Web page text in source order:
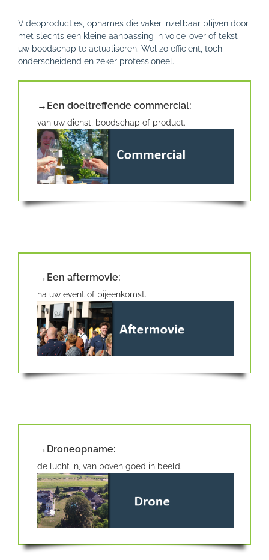
Videoproducties, opnames die vaker inzetbaar blijven door
met slechts een kleine aanpassing in voice-over of tekst
uw boodschap te actualiseren. Wel zo efficiënt, toch
onderscheidend en zéker professioneel.
→Een doeltreffende commercial:
van uw dienst, boodschap of product.
→Een aftermovie:
na uw event of bijeenkomst.
→Droneopname:
de lucht in, van boven goed in beeld.